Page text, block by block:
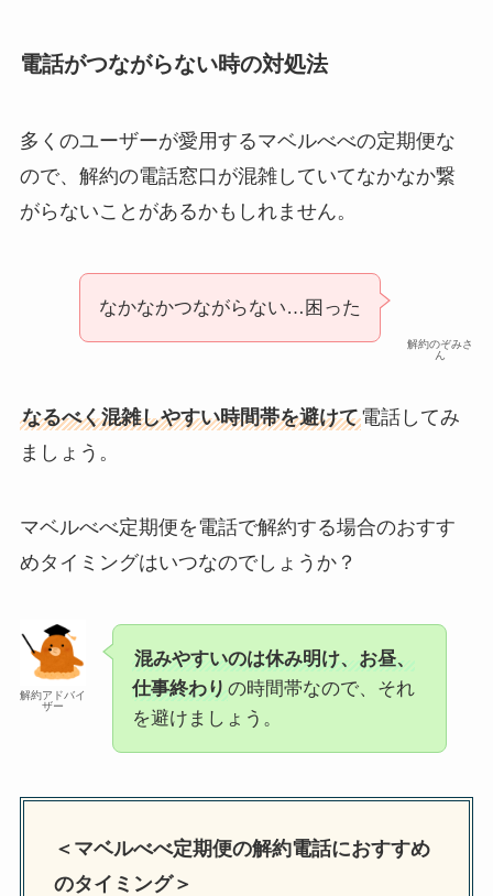
電話がつながらない時の対処法
多くのユーザーが愛用するマベルべべの定期便な
ので、解約の電話窓口が混雑していてなかなか繋
がらないことがあるかもしれません。
解約のぞみさ
ん
なかなかつながらない…困った
なるべく混雑しやすい時間帯を避けて電話してみ
ましょう。
マベルべべ定期便を電話で解約する場合のおすす
めタイミングはいつなのでしょうか？
解約アドバイ
ザー
混みやすいのは休み明け、お昼、
仕事終わり の時間帯なので、それ
を避けましょう。
＜マベルべべ定期便の解約電話におすすめ
のタイミング＞